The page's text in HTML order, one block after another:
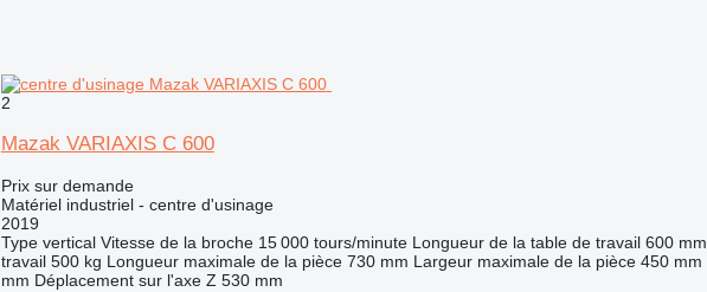
2
Mazak VARIAXIS C 600
Prix sur demande
Matériel industriel - centre d'usinage
2019
Type vertical Vitesse de la broche 15 000 tours/minute Longueur de la table de travail 600 mm
travail 500 kg Longueur maximale de la pièce 730 mm Largeur maximale de la pièce 450 mm
mm Déplacement sur l'axe Z 530 mm